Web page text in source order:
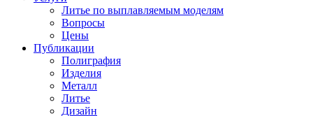
Литье по выплавляемым моделям
Вопросы
Цены
Публикации
Полиграфия
Изделия
Металл
Литье
Дизайн